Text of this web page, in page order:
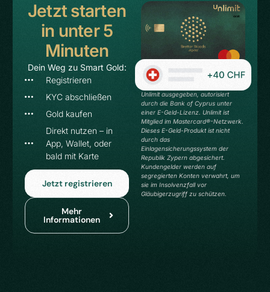
Jetzt starten
in unter 5
Minuten
Dein Weg zu Smart Gold:
Registrieren
KYC abschließen
Gold kaufen
Direkt nutzen – in
App, Wallet, oder
bald mit Karte
Jetzt registrieren
Mehr
Informationen
Das Konto bei Bretton Woods gold
sowie die Mastercard® wird von
Unlimit ausgegeben, autorisiert
durch die Bank of Cyprus unter
einer E-Geld-Lizenz. Unlimit ist
Mitglied im Mastercard®-Netzwerk.
Dieses E-Geld-Produkt ist nicht
durch das
Einlagensicherungssystem der
Republik Zypern abgesichert.
Kundengelder werden auf
segregierten Konten verwahrt, um
sie im Insolvenzfall vor
Gläubigerzugriff zu schützen.